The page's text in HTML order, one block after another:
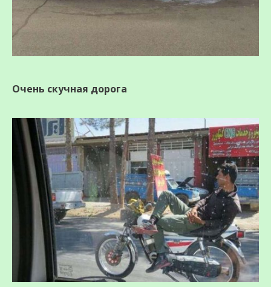
Очень скучная дорога